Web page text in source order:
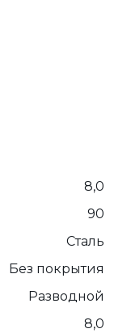
8,0
90
Сталь
Без покрытия
Разводной
8,0